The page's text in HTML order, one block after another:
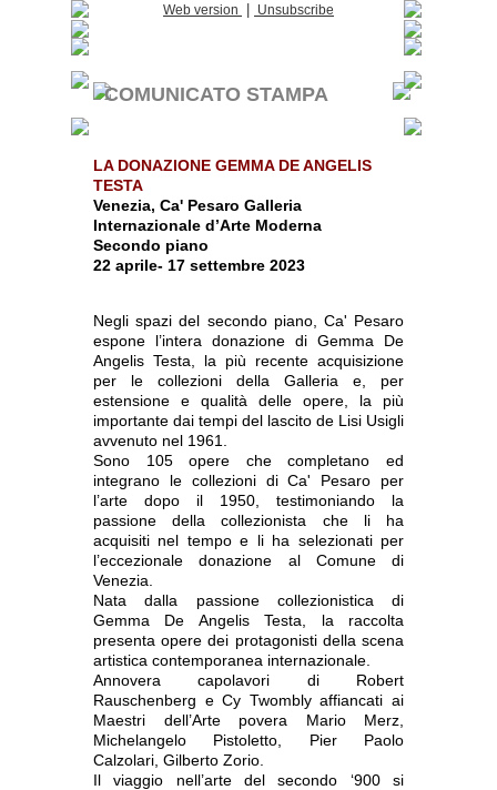
Web version Unsubscribe
COMUNICATO STAMPA
LA DONAZIONE GEMMA DE ANGELIS
TESTA
Venezia, Ca' Pesaro Galleria
Internazionale d’Arte Moderna
Secondo piano
22 aprile- 17 settembre 2023
Negli spazi del secondo piano, Ca' Pesaro
espone l’intera donazione di Gemma De
Angelis Testa, la più recente acquisizione
per le collezioni della Galleria e, per
estensione e qualità delle opere, la più
importante dai tempi del lascito de Lisi Usigli
avvenuto nel 1961.
Sono 105 opere che completano ed
integrano le collezioni di Ca' Pesaro per
l’arte dopo il 1950, testimoniando la
passione della collezionista che li ha
acquisiti nel tempo e li ha selezionati per
l’eccezionale donazione al Comune di
Venezia.
Nata dalla passione collezionistica di
Gemma De Angelis Testa, la raccolta
presenta opere dei protagonisti della scena
artistica contemporanea internazionale.
Annovera capolavori di Robert
Rauschenberg e Cy Twombly affiancati ai
Maestri dell’Arte povera Mario Merz,
Michelangelo Pistoletto, Pier Paolo
Calzolari, Gilberto Zorio.
Il viaggio nell’arte del secondo ‘900 si